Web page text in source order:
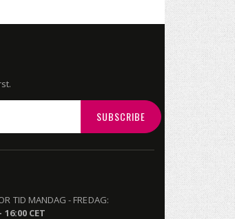
SUBSCRIBE
TID MANDAG - FREDAG:
16:00 CET